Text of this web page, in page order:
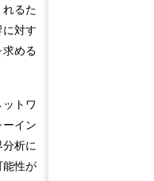
るた
対す
める
トワ
イン
析に
性が